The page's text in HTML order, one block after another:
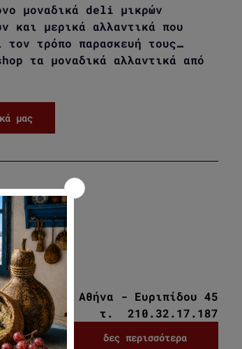
μοναδικά deli μικρών
και μερικά αλλαντικά που
τον τρόπο παρασκευή τους…
τα μοναδικά αλλαντικά από
μας
Μιράν Αθήνα - Ευριπίδου 45
τ.  210.32.17.187
δες περισσότερα